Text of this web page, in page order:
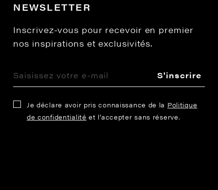
NEWSLETTER
Inscrivez-vous pour recevoir en premier
nos inspirations et exclusivités.
S'inscrire
Je déclare avoir pris connaissance de la Politique
de confidentialité et l’accepter sans réserve.